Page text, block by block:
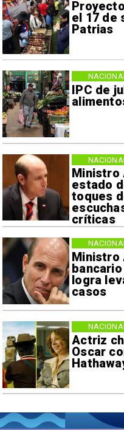
el 17 de
Patrias
IPC de
Ministro
estado
toques
críticas
NACIONAL
Ministro
logra
casos
Actriz
Oscar